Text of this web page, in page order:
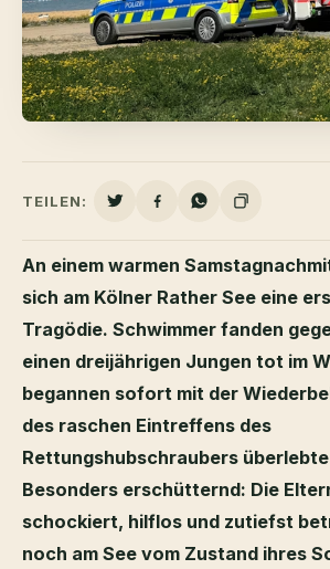
TEILEN:
An einem warmen
sich am Kölner Rather See eine
Tragödie. Schwimmer fanden
einen dreijährigen Jungen tot im
begannen sofort mit der
des raschen Eintreffens des
Rettungshubschraubers
Besonders erschütternd: Die
schockiert, hilflos und zutiefst
noch am See vom Zustand ihres